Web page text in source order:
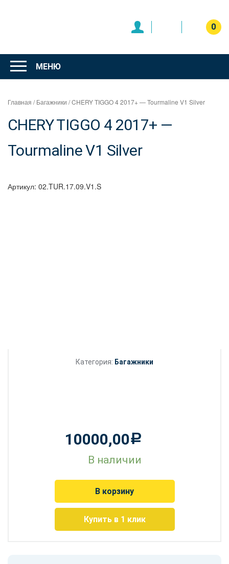
Интернет
магазин
"Can Auto"
0
МЕНЮ
Главная /Багажники / CHERY TIGGO 4 2017+ — Tourmaline V1 Silver
CHERY TIGGO 4 2017+ —
Tourmaline V1 Silver
Артикул: 02.TUR.17.09.V1.S
Категория: Багажники
10000,00Р
В наличии
В корзину
Купить в 1 клик